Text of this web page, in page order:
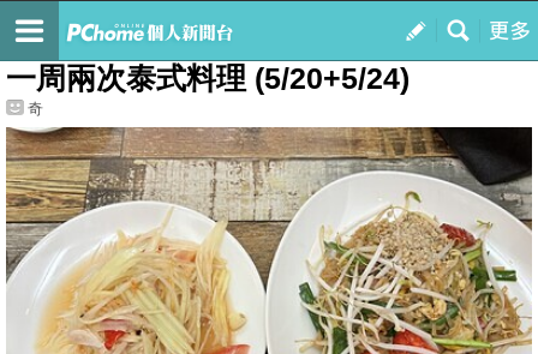
我的
最新文章
一周兩次泰式料理 (5/20+5/24)
奇